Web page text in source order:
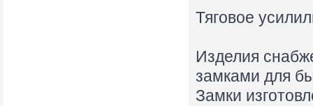
Тяговое
Изделия
замками для
Замки